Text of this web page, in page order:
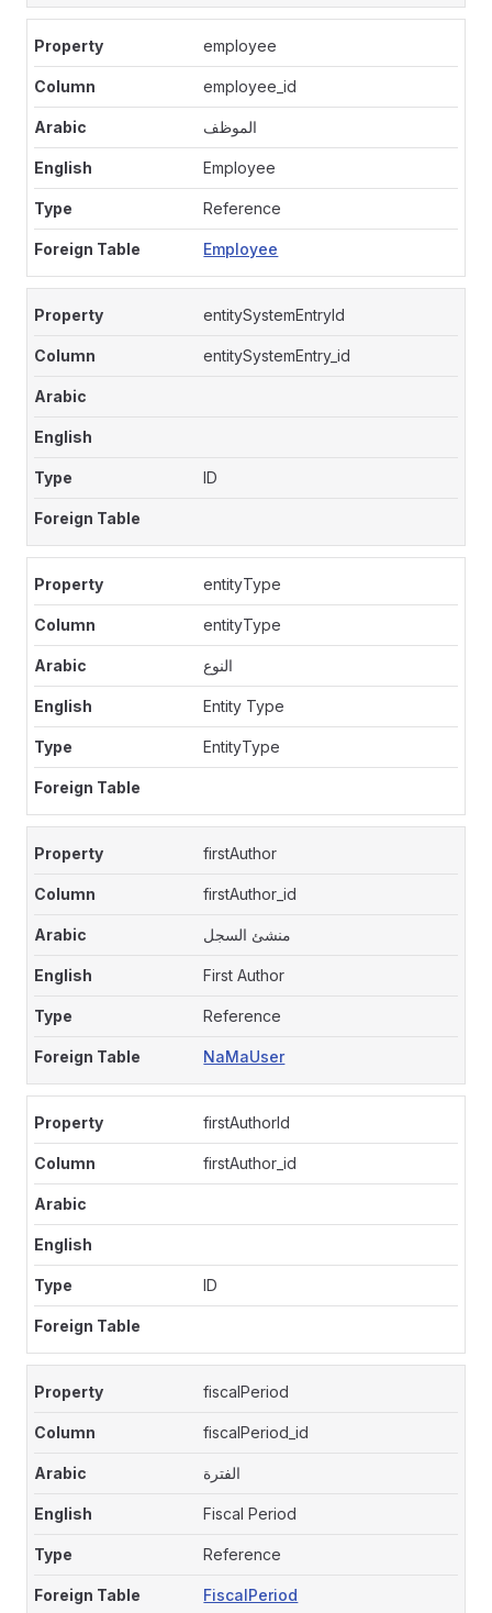
employee
employee_id
الموظف
Employee
Reference
Employee
entitySystemEntryId
entitySystemEntry_id
ID
entityType
entityType
النوع
Entity Type
EntityType
firstAuthor
firstAuthor_id
منشئ السجل
First Author
Reference
NaMaUser
firstAuthorId
firstAuthor_id
ID
fiscalPeriod
fiscalPeriod_id
الفترة
Fiscal Period
Reference
FiscalPeriod